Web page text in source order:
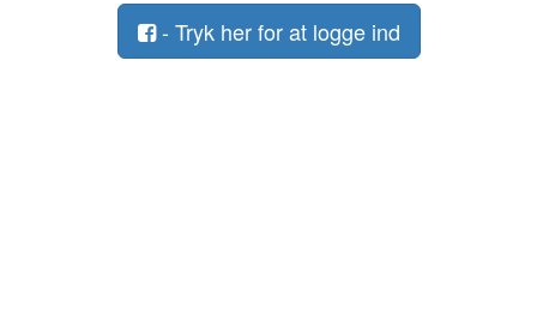
- Tryk her for at logge ind